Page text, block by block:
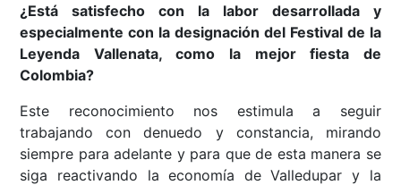
¿Está satisfecho con la labor desarrollada y
especialmente con la designación del Festival de la
Leyenda Vallenata, como la mejor fiesta de
Colombia?
Este reconocimiento nos estimula a seguir
trabajando con denuedo y constancia, mirando
siempre para adelante y para que de esta manera se
siga reactivando la economía de Valledupar y la